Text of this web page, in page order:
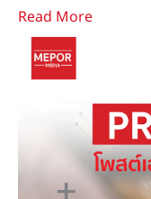
Read More